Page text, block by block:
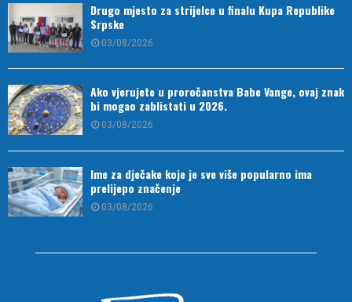
Drugo mjesto za strijelce u finalu Kupa Republike
Srpske
03/08/2026
Ako vjerujete u proročanstva Babe Vange, ovaj znak
bi mogao zablistati u 2026.
03/08/2026
Ime za dječake koje je sve više popularno ima
prelijepo značenje
03/08/2026